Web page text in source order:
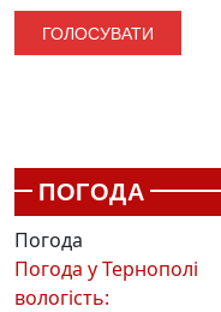
ПОГОДА
Погода
Погода уТернополі
вологість: